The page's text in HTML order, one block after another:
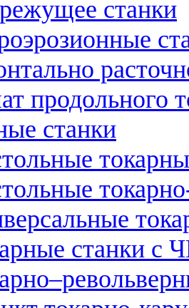
станки
продольного
станки
станки с